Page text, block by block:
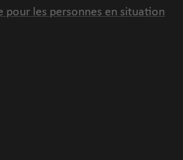
pour les personnes en situation